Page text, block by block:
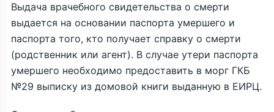
Выдача врачебного свидетельства о смерти
выдается на основании паспорта умершего и
паспорта того, кто получает справку о смерти
(родственник или агент). В случае утери паспорта
умершего необходимо предоставить в морг ГКБ
№29 выписку из домовой книги выданную в ЕИРЦ.